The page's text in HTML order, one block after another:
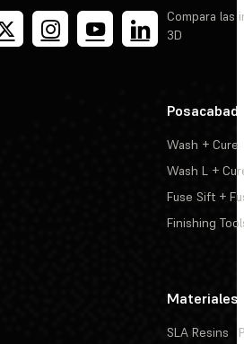
Compara las
3D
Wash + Cure
Wash L +
Fuse Sift +
Finishing
Materiales
SLA Resins